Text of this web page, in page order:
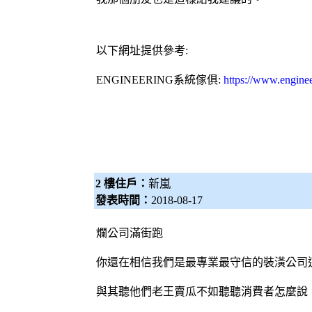
以下網址提供參考:
ENGINEERING系統傢俱: https://
2 樓住戶： 新嵐
發表時間： 2018-08-17
爛公司滿街跑
你還在相信我們是最專業最守信的裝潢公司
與其聽他們老王賣瓜不如聽聽消費者怎麼說